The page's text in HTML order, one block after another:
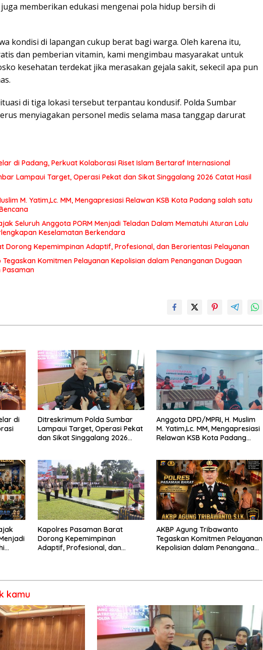
memberikan edukasi mengenai pola hidup bersih di
kondisi di lapangan cukup berat bagi warga. Oleh karena itu,
dan pemberian vitamin, kami mengimbau masyarakat untuk
kesehatan terdekat jika merasakan gejala sakit, sekecil apa pun
di tiga lokasi tersebut terpantau kondusif. Polda Sumbar
menyiagakan personel medis selama masa tanggap darurat
di Padang, Perkuat Kolaborasi Riset Islam Bertaraf Internasional
Lampaui Target, Operasi Pekat dan Sikat Singgalang 2026 Catat Hasil
M. Yatim,Lc. MM, Mengapresiasi Relawan KSB Kota Padang salah satu
Seluruh Anggota PORM Menjadi Teladan Dalam Mematuhi Aturan Lalu
Keselamatan Berkendara
Dorong Kepemimpinan Adaptif, Profesional, dan Berorientasi Pelayanan
Tegaskan Komitmen Pelayanan Kepolisian dalam Penanganan Dugaan
Pasaman
di
Ditreskrimum Polda Sumbar
Lampaui Target, Operasi Pekat
dan Sikat Singgalang 2026
Anggota DPD/MPRI, H. Muslim
M. Yatim,Lc. MM, Mengapresiasi
Relawan KSB Kota Padang
Kapolres Pasaman Barat
Dorong Kepemimpinan
Adaptif, Profesional, dan
AKBP Agung Tribawanto
Tegaskan Komitmen Pelayanan
Kepolisian dalam Penanganan
kamu